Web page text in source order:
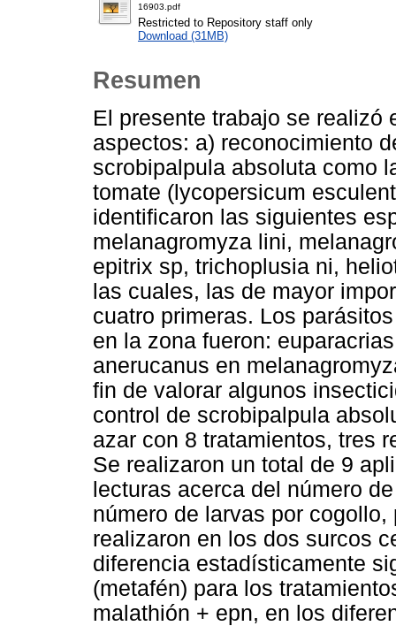
16903.pdf
Restricted to Repository staff only
Download (31MB)
Resumen
El presente trabajo se realizó
aspectos: a) reconocimiento
scrobipalpula absoluta como
tomate (lycopersicum
identificaron las siguientes
melanagromyza lini,
epitrix sp, trichoplusia ni,
las cuales, las de mayor
cuatro primeras. Los
en la zona fueron:
anerucanus en
fin de valorar algunos
control de scrobipalpula
azar con 8 tratamientos, tres
Se realizaron un total de 9
lecturas acerca del número
número de larvas por
realizaron en los dos surcos
diferencia estadísticamente
(metafén) para los
malathión + epn, en los